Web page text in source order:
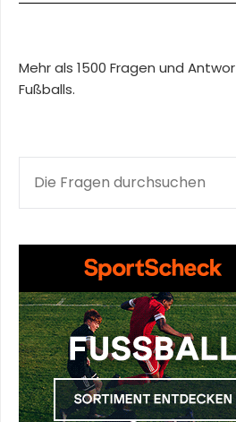
Mehr als 1500 Fragen und
Fußballs.